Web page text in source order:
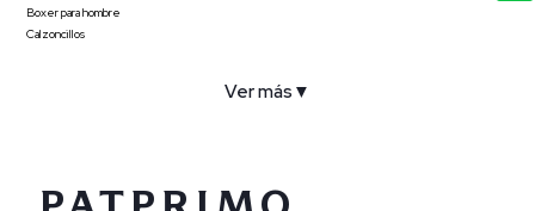
Boxer para hombre
Calzoncillos
Ver más ▼